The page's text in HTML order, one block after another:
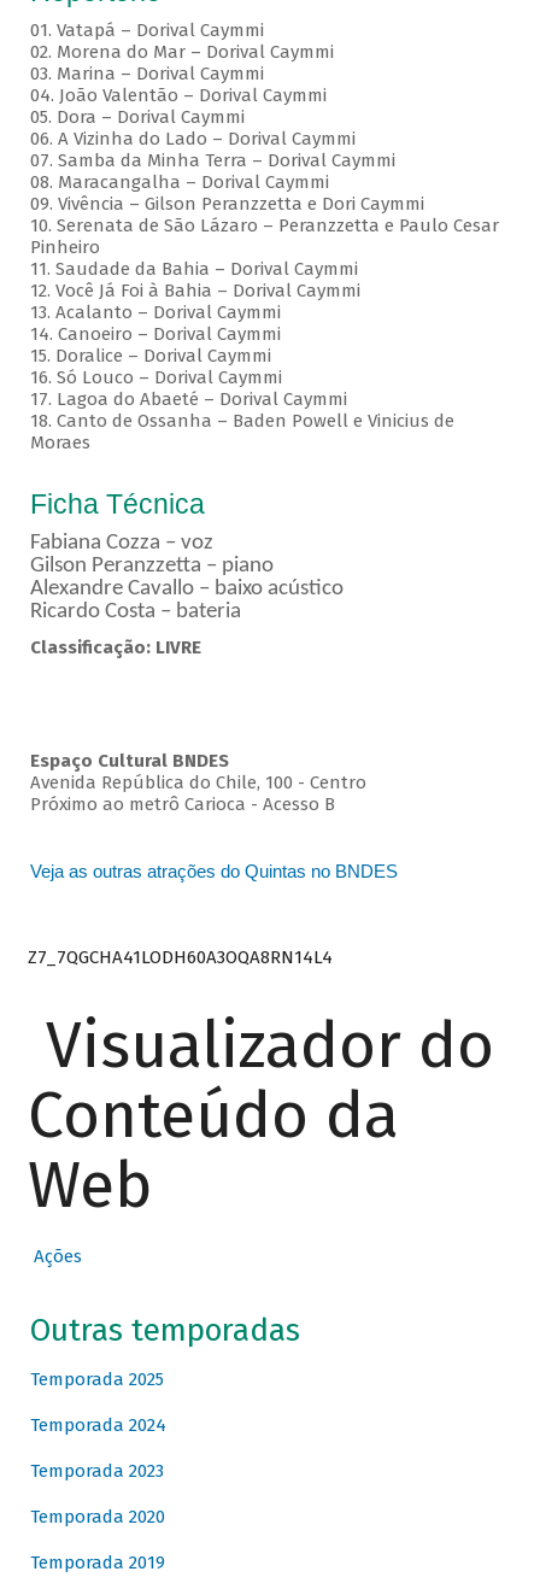
01. Vatapá – Dorival Caymmi
02. Morena do Mar – Dorival Caymmi
03. Marina – Dorival Caymmi
04. João Valentão – Dorival Caymmi
05. Dora – Dorival Caymmi
06. A Vizinha do Lado – Dorival Caymmi
07. Samba da Minha Terra – Dorival Caymmi
08. Maracangalha – Dorival Caymmi
09. Vivência – Gilson Peranzzetta e Dori Caymmi
10. Serenata de São Lázaro – Peranzzetta e Paulo Cesar
Pinheiro
11. Saudade da Bahia – Dorival Caymmi
12. Você Já Foi à Bahia – Dorival Caymmi
13. Acalanto – Dorival Caymmi
14. Canoeiro – Dorival Caymmi
15. Doralice – Dorival Caymmi
16. Só Louco – Dorival Caymmi
17. Lagoa do Abaeté – Dorival Caymmi
18. Canto de Ossanha – Baden Powell e Vinicius de
Moraes
Ficha Técnica
Fabiana Cozza – voz
Gilson Peranzzetta – piano
Alexandre Cavallo – baixo acústico
Ricardo Costa – bateria
Classificação: LIVRE
Espaço Cultural BNDES
Avenida República do Chile, 100 - Centro
Próximo ao metrô Carioca - Acesso B
Veja as outras atrações do Quintas no BNDES
Z7_7QGCHA41LODH60A3OQA8RN14L4
Visualizador do
Conteúdo da
Web
Ações
Outras temporadas
Temporada 2025
Temporada 2024
Temporada 2023
Temporada 2020
Temporada 2019